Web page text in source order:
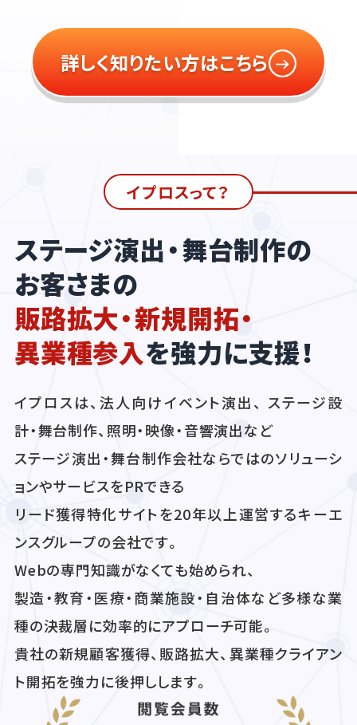
詳しく知りたい方はこちら
イプロスって？
ステージ演出・舞台制作の
お客さまの
販路拡大・新規開拓・
異業種参入を強力に支援！
イプロスは、法人向けイベント演出、 ステージ設
計・舞台制作、照明・映像・音響演出など
ステージ演出・舞台制作会社ならではのソリューシ
ョンやサービスをPRできる
リード獲得特化サイトを20年以上運営するキーエ
ンスグループの会社です。
Webの専門知識がなくても始められ、
製造・教育・医療・商業施設・自治体など多様な業
種の決裁層に効率的にアプローチ可能。
貴社の新規顧客獲得、販路拡大、異業種クライアン
ト開拓を強力に後押しします。